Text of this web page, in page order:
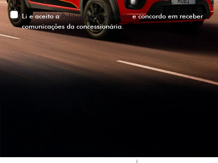
Li e aceito aPolítica de Privacidadee concordo em receber
comunicações da concessionária.
ENTRAR EM CONTATO